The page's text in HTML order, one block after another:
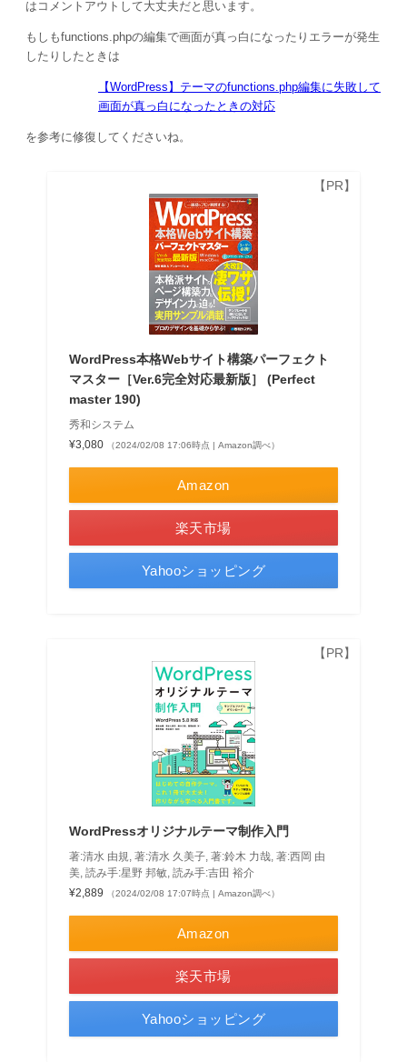
はコメントアウトして大丈夫だと思います。
もしもfunctions.phpの編集で画面が真っ白になったりエラーが発生
したりしたときは
【WordPress】テーマのfunctions.php編集に失敗して
画面が真っ白になったときの対応
を参考に修復してくださいね。
WordPress本格Webサイト構築パーフェクト
マスター［Ver.6完全対応最新版］ (Perfect
master 190)
秀和システム
¥3,080
（2024/02/08 17:06時点 | Amazon調べ）
Amazon
楽天市場
Yahooショッピング
WordPressオリジナルテーマ制作入門
著:清水 由規, 著:清水 久美子, 著:鈴木 力哉, 著:西岡 由
美, 読み手:星野 邦敏, 読み手:吉田 裕介
¥2,889
（2024/02/08 17:07時点 | Amazon調べ）
Amazon
楽天市場
Yahooショッピング